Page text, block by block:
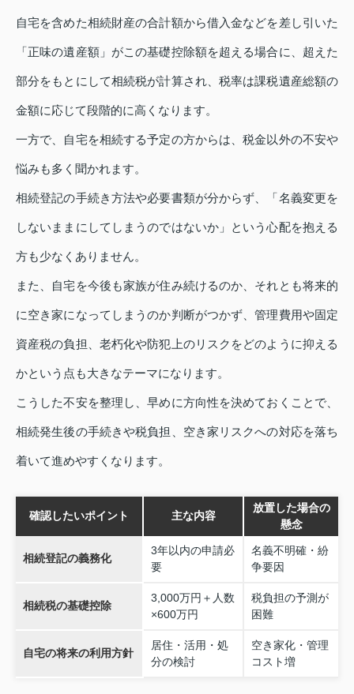
自宅を含めた相続財産の合計額から借入金などを差し引いた
「正味の遺産額」がこの基礎控除額を超える場合に、超えた
部分をもとにして相続税が計算され、税率は課税遺産総額の
金額に応じて段階的に高くなります。
一方で、自宅を相続する予定の方からは、税金以外の不安や
悩みも多く聞かれます。
相続登記の手続き方法や必要書類が分からず、「名義変更を
しないままにしてしまうのではないか」という心配を抱える
方も少なくありません。
また、自宅を今後も家族が住み続けるのか、それとも将来的
に空き家になってしまうのか判断がつかず、管理費用や固定
資産税の負担、老朽化や防犯上のリスクをどのように抑える
かという点も大きなテーマになります。
こうした不安を整理し、早めに方向性を決めておくことで、
相続発生後の手続きや税負担、空き家リスクへの対応を落ち
着いて進めやすくなります。
確認したいポイント 主な内容
放置した場合の
懸念
相続登記の義務化
3年以内の申請必
要
名義不明確・紛
争要因
相続税の基礎控除
3,000万円＋人数
×600万円
税負担の予測が
困難
自宅の将来の利用方針
居住・活用・処
分の検討
空き家化・管理
コスト増